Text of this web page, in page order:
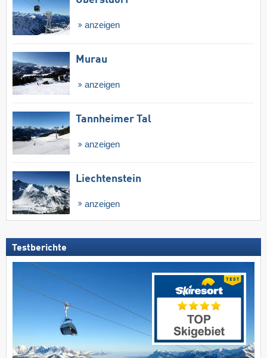
anzeigen
Murau
anzeigen
Tannheimer Tal
anzeigen
Liechtenstein
anzeigen
Testberichte